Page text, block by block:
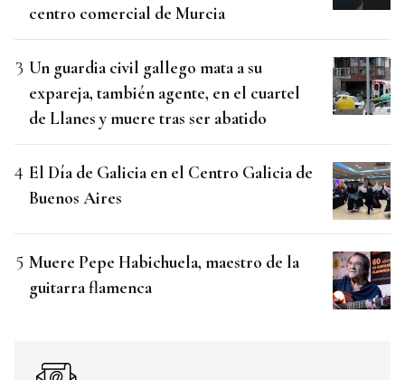
centro comercial de Murcia
Un guardia civil gallego mata a su
expareja, también agente, en el cuartel
de Llanes y muere tras ser abatido
El Día de Galicia en el Centro Galicia de
Buenos Aires
Muere Pepe Habichuela, maestro de la
guitarra flamenca